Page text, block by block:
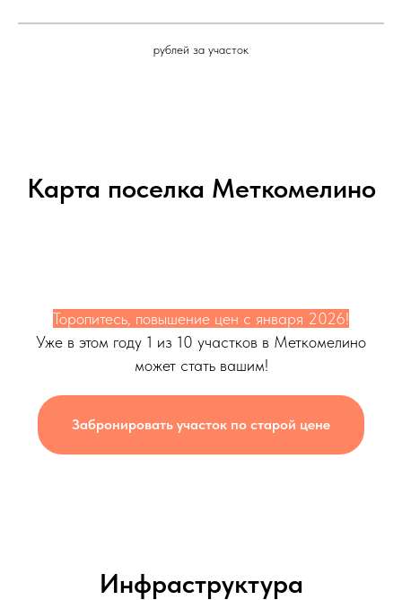
рублей за участок
Карта поселка Меткомелино
Торопитесь, повышение цен с января 2026!
Уже в этом году 1 из 10 участков в Меткомелино
может стать вашим!
Забронировать участок по старой цене
Инфраструктура